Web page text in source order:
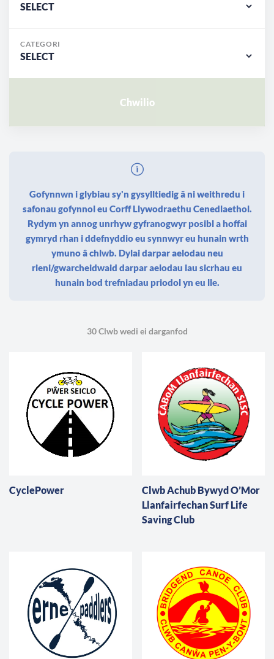
CATEGORI
Gofynnwn i glybiau sy'n gysylltiedig â ni weithredu i
safonau gofynnol eu Corff Llywodraethu Cenedlaethol.
Rydym yn annog unrhyw gyfranogwyr posibl a hoffai
gymryd rhan i ddefnyddio eu synnwyr eu hunain wrth
ymuno â chlwb. Dylai darpar aelodau neu
rieni/gwarcheidwaid darpar aelodau iau sicrhau eu
hunain bod trefniadau priodol yn eu lle.
30 Clwb wedi ei darganfod
CyclePower
Clwb Achub Bywyd O’Mor
Llanfairfechan Surf Life
Saving Club